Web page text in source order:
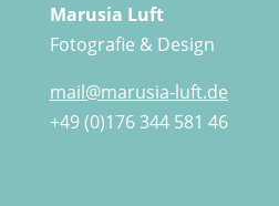
Marusia Luft
Fotografie & Design
mail@marusia-luft.de
+49 (0)176 344 581 46